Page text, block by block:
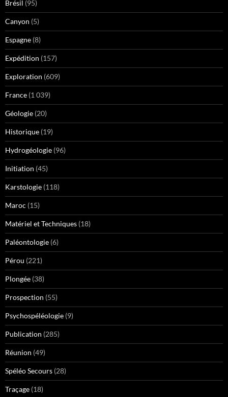
Brésil (95)
Canyon (5)
Espagne (8)
Expédition (157)
Exploration (609)
France (1 039)
Géologie (20)
Historique (19)
Hydrogéologie (96)
Initiation (45)
Karstologie (118)
Maroc (15)
Matériel et Techniques (18)
Paléontologie (6)
Pérou (221)
Plongée (38)
Prospection (55)
Psychospéléologie (9)
Publication (285)
Réunion (49)
Spéléo Secours (28)
Traçage (18)